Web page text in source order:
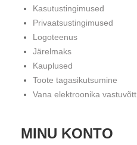
Kasutustingimused
Privaatsustingimused
Logoteenus
Järelmaks
Kauplused
Toote tagasikutsumine
Vana elektroonika vastuvõtt
MINU KONTO